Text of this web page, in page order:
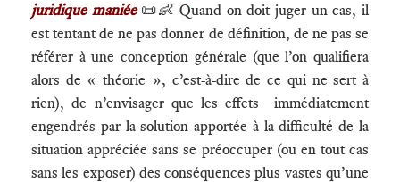
juridique maniée 📜👶 Quand on doit juger un cas, il
est tentant de ne pas donner de définition, de ne pas se
référer à une conception générale (que l’on qualifiera
alors de « théorie », c’est-à-dire de ce qui ne sert à
rien), de n’envisager que les effets immédiatement
engendrés par la solution apportée à la difficulté de la
situation appréciée sans se préoccuper (ou en tout cas
sans les exposer) des conséquences plus vastes qu’une